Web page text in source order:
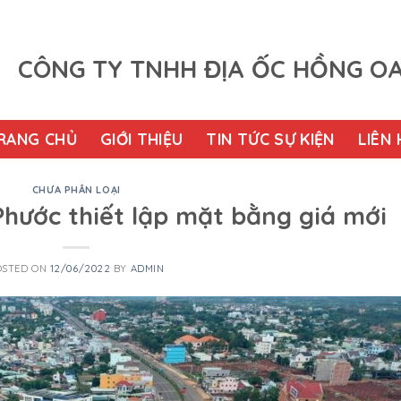
CÔNG TY TNHH ĐỊA ỐC HỒNG
CHỦ GIỚI THIỆU TIN TỨC SỰ KIỆN LIÊN
CHƯA PHÂN LOẠI
thiết lập mặt bằng giá mới
ON 12/06/2022 BY ADMIN